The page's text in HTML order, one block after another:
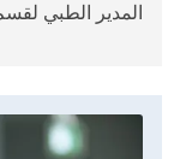
المدير الطبي